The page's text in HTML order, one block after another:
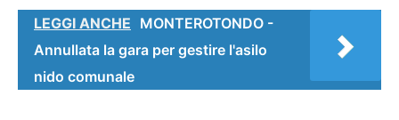
LEGGI ANCHE MONTEROTONDO -
Annullata la gara per gestire l'asilo
nido comunale